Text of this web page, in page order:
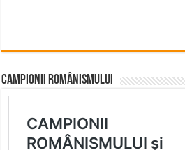
CAMPIONII ROMÂNISMULUI